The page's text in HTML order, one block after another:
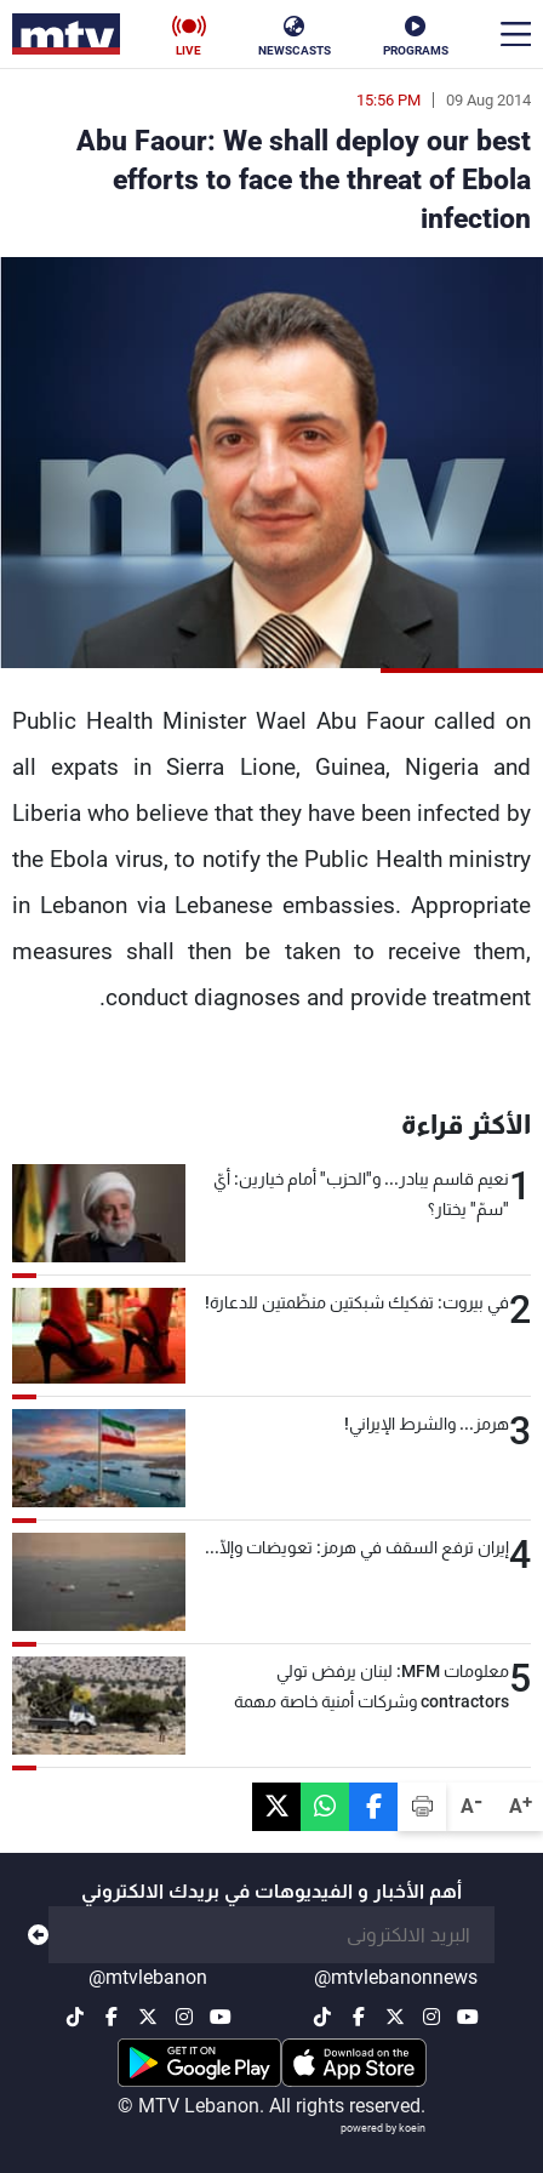
PROGRAMS
NEWSCASTS
LIVE
A+
A-
09 Aug 2014
15:56 PM
Abu Faour: We shall deploy our best
efforts to face the threat of Ebola
infection
Public Health Minister Wael Abu Faour called on
all expats in Sierra Lione, Guinea, Nigeria and
Liberia who believe that they have been infected by
the Ebola virus, to notify the Public Health ministry
in Lebanon via Lebanese embassies. Appropriate
measures shall then be taken to receive them,
conduct diagnoses and provide treatment.
الأكثر قراءة
1نعيم قاسم يبادر... و"الحزب" أمام خيارين: أيّ
"سمّ" يختار؟
2في بيروت: تفكيك شبكتين منظّمتين للدعارة!
3هرمز... والشرط الإيراني!
4إيران ترفع السقف في هرمز: تعويضات وإلّا...
5
معلومات MFM: لبنان يرفض تولي
contractors وشركات أمنية خاصة مهمة
أهم الأخبار و الفيديوهات في بريدك الالكتروني
@mtvlebanonnews
@mtvlebanon
© MTV Lebanon. All rights reserved.
powered by koein
en
الأخبار
سياسة
رياضة
البرامج
جدول البرامج
شاهد البرامج
الترددات
لاعلاناتكم
شروط الإسـتخدام
سياسة الخصوصية